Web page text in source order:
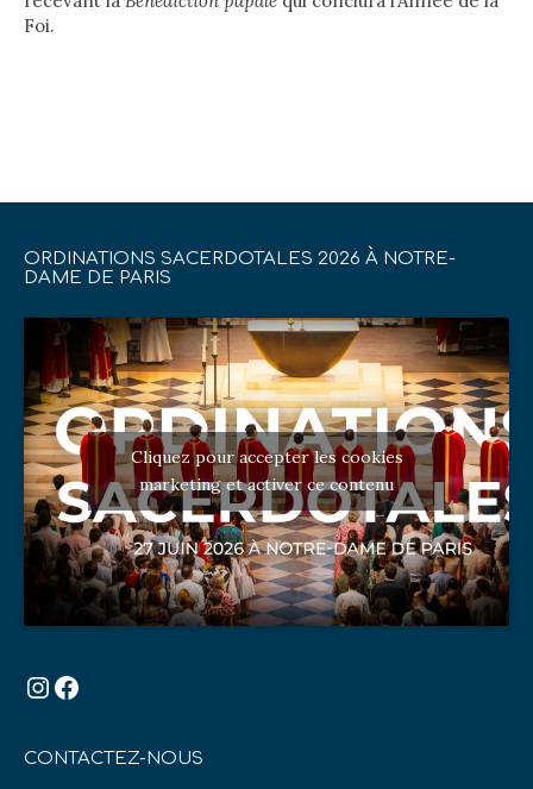
Foi.
ORDINATIONS SACERDOTALES 2026 À NOTRE-
DAME DE PARIS
Cliquez pour accepter les cookies
marketing et activer ce contenu
Instagram
Facebook
CONTACTEZ-NOUS